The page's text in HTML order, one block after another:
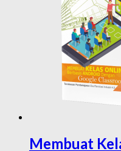
Membuat